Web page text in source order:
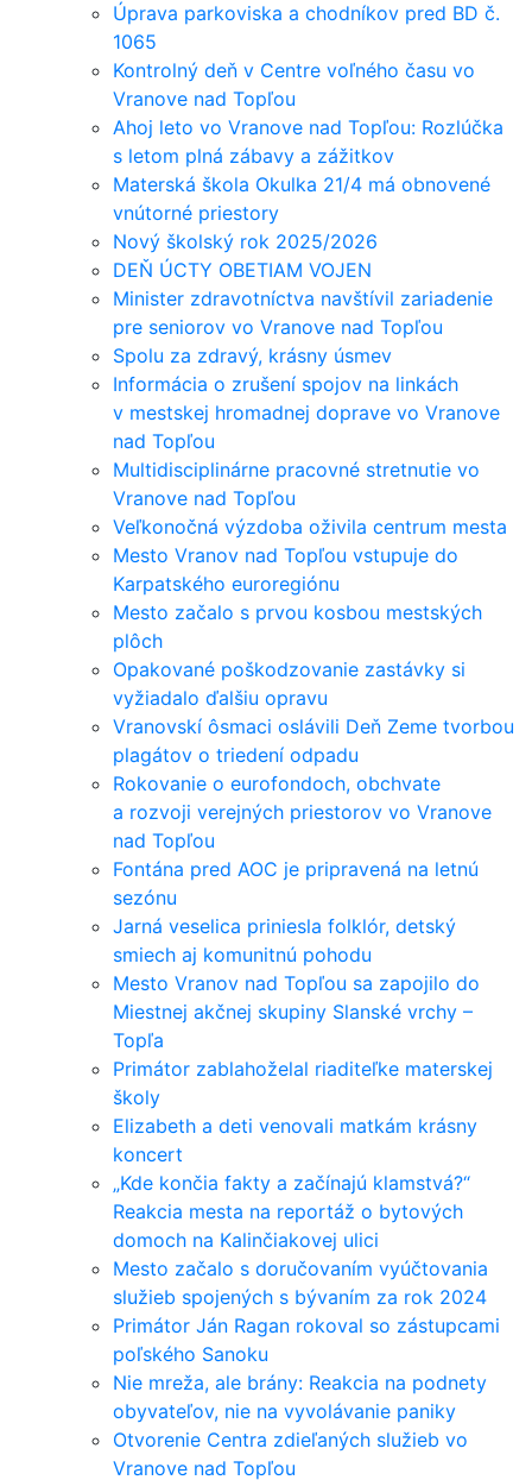
Úprava parkoviska a chodníkov pred BD č.
1065
Kontrolný deň v Centre voľného času vo
Vranove nad Topľou
Ahoj leto vo Vranove nad Topľou: Rozlúčka
s letom plná zábavy a zážitkov
Materská škola Okulka 21/4 má obnovené
vnútorné priestory
Nový školský rok 2025/2026
DEŇ ÚCTY OBETIAM VOJEN
Minister zdravotníctva navštívil zariadenie
pre seniorov vo Vranove nad Topľou
Spolu za zdravý, krásny úsmev
Informácia o zrušení spojov na linkách
v mestskej hromadnej doprave vo Vranove
nad Topľou
Multidisciplinárne pracovné stretnutie vo
Vranove nad Topľou
Veľkonočná výzdoba oživila centrum mesta
Mesto Vranov nad Topľou vstupuje do
Karpatského euroregiónu
Mesto začalo s prvou kosbou mestských
plôch
Opakované poškodzovanie zastávky si
vyžiadalo ďalšiu opravu
Vranovskí ôsmaci oslávili Deň Zeme tvorbou
plagátov o triedení odpadu
Rokovanie o eurofondoch, obchvate
a rozvoji verejných priestorov vo Vranove
nad Topľou
Fontána pred AOC je pripravená na letnú
sezónu
Jarná veselica priniesla folklór, detský
smiech aj komunitnú pohodu
Mesto Vranov nad Topľou sa zapojilo do
Miestnej akčnej skupiny Slanské vrchy –
Topľa
Primátor zablahoželal riaditeľke materskej
školy
Elizabeth a deti venovali matkám krásny
koncert
„Kde končia fakty a začínajú klamstvá?“
Reakcia mesta na reportáž o bytových
domoch na Kalinčiakovej ulici
Mesto začalo s doručovaním vyúčtovania
služieb spojených s bývaním za rok 2024
Primátor Ján Ragan rokoval so zástupcami
poľského Sanoku
Nie mreža, ale brány: Reakcia na podnety
obyvateľov, nie na vyvolávanie paniky
Otvorenie Centra zdieľaných služieb vo
Vranove nad Topľou